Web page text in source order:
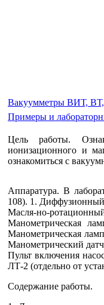
Вакуумметры ВИТ,
Примеры и
Цель работы.
ионизационного и
ознакомиться с
Аппаратура. В
108). 1. Диффузионный
Масля-но-
Манометрическая
Манометрическая
Манометрический
Пульт включения
ЛТ-2 (отдельно от
Содержание работы.